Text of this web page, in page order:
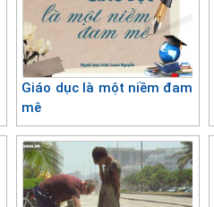
Giáo dục là một niềm đam
mê